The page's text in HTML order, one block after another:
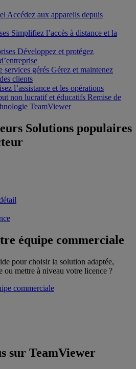
Accédez aux appareils depuis
Simplifiez l’accès à distance et la
Développez et protégez
services gérés Gérez et maintenez
clients
l’assistance et les opérations
non lucratif et éducatifs Remise de
TeamViewer
Solutions populaires
équipe commerciale
pour choisir la solution adaptée,
ou mettre à niveau votre licence ?
commerciale
sur TeamViewer